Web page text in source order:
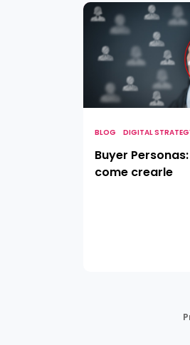
Buyer
Personas:
cosa
sono
come
crearle
BLOG DIGITAL
Buyer
come crearle